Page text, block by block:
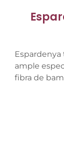
Espardenya
ample
fibra de